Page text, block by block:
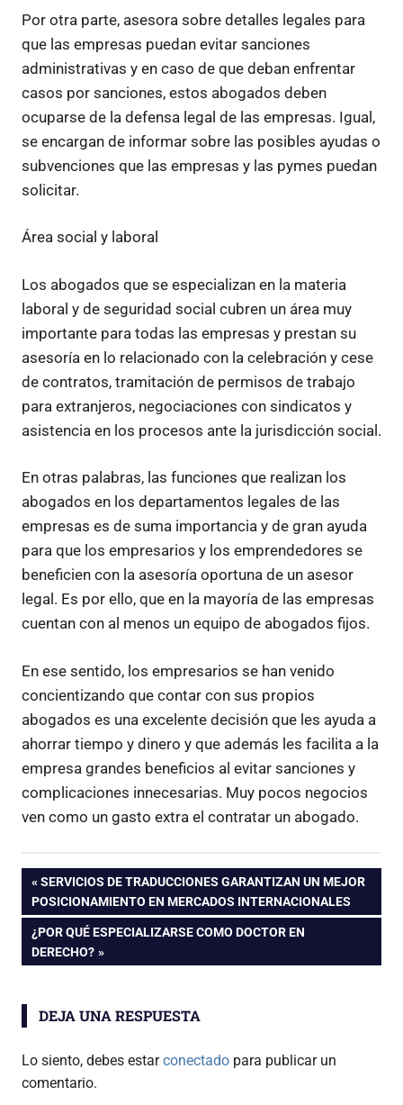
Por otra parte, asesora sobre detalles legales para
que las empresas puedan evitar sanciones
administrativas y en caso de que deban enfrentar
casos por sanciones, estos abogados deben
ocuparse de la defensa legal de las empresas. Igual,
se encargan de informar sobre las posibles ayudas o
subvenciones que las empresas y las pymes puedan
solicitar.
Área social y laboral
Los abogados que se especializan en la materia
laboral y de seguridad social cubren un área muy
importante para todas las empresas y prestan su
asesoría en lo relacionado con la celebración y cese
de contratos, tramitación de permisos de trabajo
para extranjeros, negociaciones con sindicatos y
asistencia en los procesos ante la jurisdicción social.
En otras palabras, las funciones que realizan los
abogados en los departamentos legales de las
empresas es de suma importancia y de gran ayuda
para que los empresarios y los emprendedores se
beneficien con la asesoría oportuna de un asesor
legal. Es por ello, que en la mayoría de las empresas
cuentan con al menos un equipo de abogados fijos.
En ese sentido, los empresarios se han venido
concientizando que contar con sus propios
abogados es una excelente decisión que les ayuda a
ahorrar tiempo y dinero y que además les facilita a la
empresa grandes beneficios al evitar sanciones y
complicaciones innecesarias. Muy pocos negocios
ven como un gasto extra el contratar un abogado.
Navegación
de
entradas
ENTRADA
ANTERIOR:
SERVICIOS DE TRADUCCIONES GARANTIZAN UN MEJOR
POSICIONAMIENTO EN MERCADOS INTERNACIONALES
ENTRADA
SIGUIENTE:
¿POR QUÉ ESPECIALIZARSE COMO DOCTOR EN
DERECHO?
DEJA UNA RESPUESTA
Lo siento, debes estarconectado para publicar un
comentario.